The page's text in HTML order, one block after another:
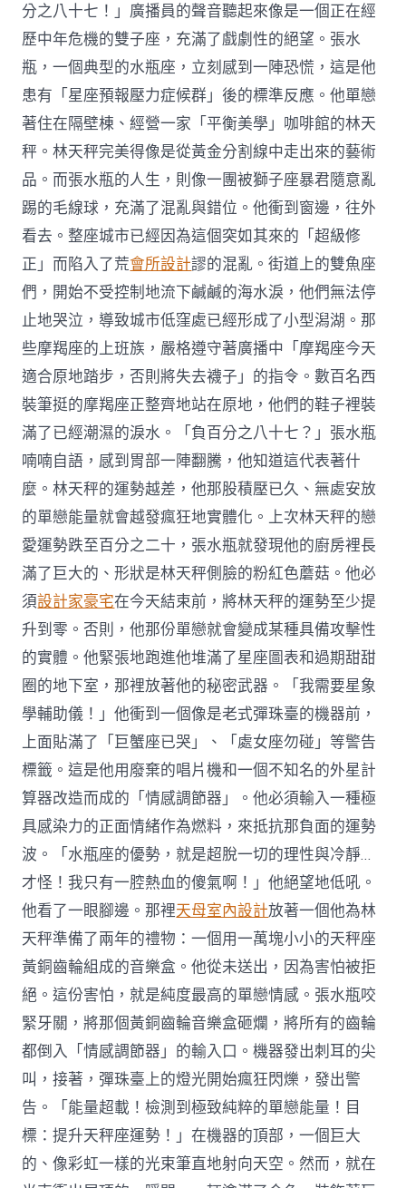
分之八十七！」廣播員的聲音聽起來像是一個正在經
歷中年危機的雙子座，充滿了戲劇性的絕望。張水
瓶，一個典型的水瓶座，立刻感到一陣恐慌，這是他
患有「星座預報壓力症候群」後的標準反應。他單戀
著住在隔壁棟、經營一家「平衡美學」咖啡館的林天
秤。林天秤完美得像是從黃金分割線中走出來的藝術
品。而張水瓶的人生，則像一團被獅子座暴君隨意亂
踢的毛線球，充滿了混亂與錯位。他衝到窗邊，往外
看去。整座城市已經因為這個突如其來的「超級修
正」而陷入了荒會所設計謬的混亂。街道上的雙魚座
們，開始不受控制地流下鹹鹹的海水淚，他們無法停
止地哭泣，導致城市低窪處已經形成了小型潟湖。那
些摩羯座的上班族，嚴格遵守著廣播中「摩羯座今天
適合原地踏步，否則將失去襪子」的指令。數百名西
裝筆挺的摩羯座正整齊地站在原地，他們的鞋子裡裝
滿了已經潮濕的淚水。「負百分之八十七？」張水瓶
喃喃自語，感到胃部一陣翻騰，他知道這代表著什
麼。林天秤的運勢越差，他那股積壓已久、無處安放
的單戀能量就會越發瘋狂地實體化。上次林天秤的戀
愛運勢跌至百分之二十，張水瓶就發現他的廚房裡長
滿了巨大的、形狀是林天秤側臉的粉紅色蘑菇。他必
須設計家豪宅在今天結束前，將林天秤的運勢至少提
升到零。否則，他那份單戀就會變成某種具備攻擊性
的實體。他緊張地跑進他堆滿了星座圖表和過期甜甜
圈的地下室，那裡放著他的秘密武器。「我需要星象
學輔助儀！」他衝到一個像是老式彈珠臺的機器前，
上面貼滿了「巨蟹座已哭」、「處女座勿碰」等警告
標籤。這是他用廢棄的唱片機和一個不知名的外星計
算器改造而成的「情感調節器」。他必須輸入一種極
具感染力的正面情緒作為燃料，來抵抗那負面的運勢
波。「水瓶座的優勢，就是超脫一切的理性與冷靜…
才怪！我只有一腔熱血的傻氣啊！」他絕望地低吼。
他看了一眼腳邊。那裡天母室內設計放著一個他為林
天秤準備了兩年的禮物：一個用一萬塊小小的天秤座
黃銅齒輪組成的音樂盒。他從未送出，因為害怕被拒
絕。這份害怕，就是純度最高的單戀情感。張水瓶咬
緊牙關，將那個黃銅齒輪音樂盒砸爛，將所有的齒輪
都倒入「情感調節器」的輸入口。機器發出刺耳的尖
叫，接著，彈珠臺上的燈光開始瘋狂閃爍，發出警
告。「能量超載！檢測到極致純粹的單戀能量！目
標：提升天秤座運勢！」在機器的頂部，一個巨大
的、像彩虹一樣的光束筆直地射向天空。然而，就在